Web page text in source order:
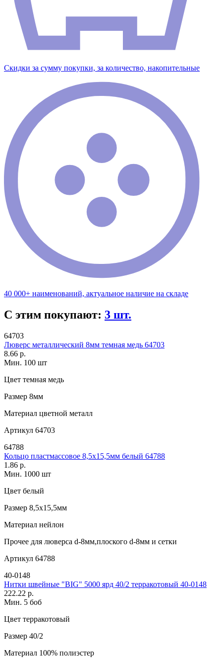
Скидки за сумму покупки, за количество, накопительные
40 000+ наименований, актуальное наличие на складе
С этим покупают: 3 шт.
64703
Люверс металлический 8мм темная медь 64703
8.66 р.
Мин. 100 шт
Цвет темная медь
Размер 8мм
Материал цветной металл
Артикул 64703
64788
Кольцо пластмассовое 8,5х15,5мм белый 64788
1.86 р.
Мин. 1000 шт
Цвет белый
Размер 8,5х15,5мм
Материал нейлон
Прочее для люверса d-8мм,плоского d-8мм и сетки
Артикул 64788
40-0148
Нитки швейные "BIG" 5000 ярд 40/2 терракотовый 40-0148
222.22 р.
Мин. 5 боб
Цвет терракотовый
Размер 40/2
Материал 100% полиэстер